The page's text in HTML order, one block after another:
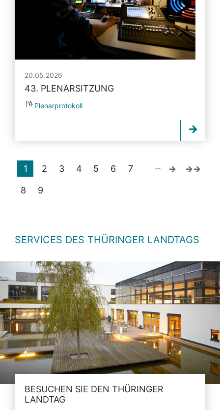
20.05.2026
43. PLENARSITZUNG
Plenarprotokoll
1 2 3 4 5 6 7
8 9
…
SERVICES DES THÜRINGER LANDTAGS
BESUCHEN SIE DEN THÜRINGER
LANDTAG